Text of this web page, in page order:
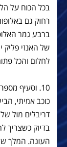
בכל הכוח על
רחוק גם
ברבע גמר
של האנזי פליק
לחלום והכל
דריבלים מול
בדיוק כשצריך
העונה. המלך